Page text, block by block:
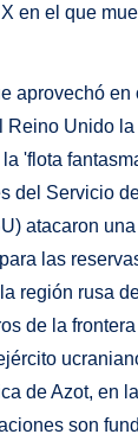
en el que
aprovechó en
Reino Unido la
'flota
del Servicio
atacaron
las
región rusa
de la
de Azot, en
son